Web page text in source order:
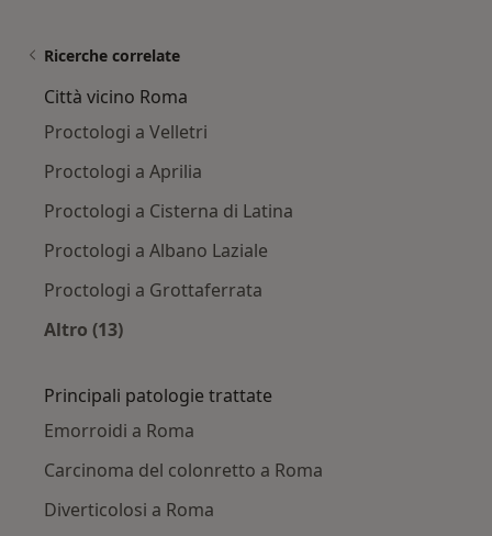
Ricerche correlate
Città vicino Roma
Proctologi a Velletri
Proctologi a Aprilia
Proctologi a Cisterna di Latina
Proctologi a Albano Laziale
Proctologi a Grottaferrata
Altro (13)
Principali patologie trattate
Emorroidi a Roma
Carcinoma del colonretto a Roma
Diverticolosi a Roma